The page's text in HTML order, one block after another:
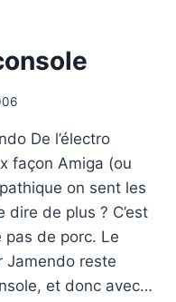
De l’électro
façon Amiga (ou
on sent les
de plus ? C’est
pas de porc. Le
Jamendo reste
et donc avec…